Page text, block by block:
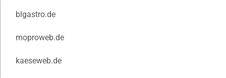
blgastro.de
moproweb.de
kaeseweb.de